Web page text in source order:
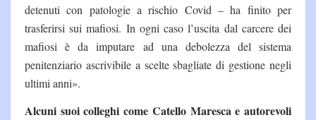
detenuti con patologie a rischio Covid – ha finito per
trasferirsi sui mafiosi. In ogni caso l’uscita dal carcere dei
mafiosi è da imputare ad una debolezza del sistema
penitenziario ascrivibile a scelte sbagliate di gestione negli
ultimi anni».
Alcuni suoi colleghi come Catello Maresca e autorevoli